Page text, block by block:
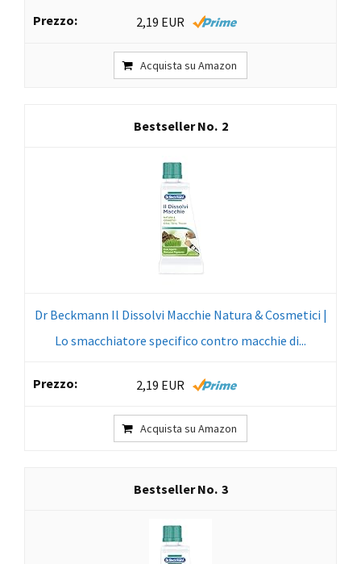
2,19 EUR
Acquista su Amazon
2
Dr Beckmann Il Dissolvi Macchie Natura & Cosmetici |
Lo smacchiatore specifico contro macchie di...
2,19 EUR
Acquista su Amazon
3